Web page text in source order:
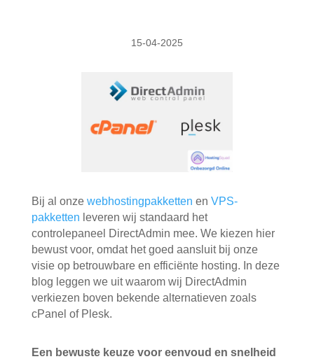
15-04-2025
Bij al onze webhostingpakketten en VPS-
pakketten leveren wij standaard het
controlepaneel DirectAdmin mee. We kiezen hier
bewust voor, omdat het goed aansluit bij onze
visie op betrouwbare en efficiënte hosting. In deze
blog leggen we uit waarom wij DirectAdmin
verkiezen boven bekende alternatieven zoals
cPanel of Plesk.
Een bewuste keuze voor eenvoud en snelheid